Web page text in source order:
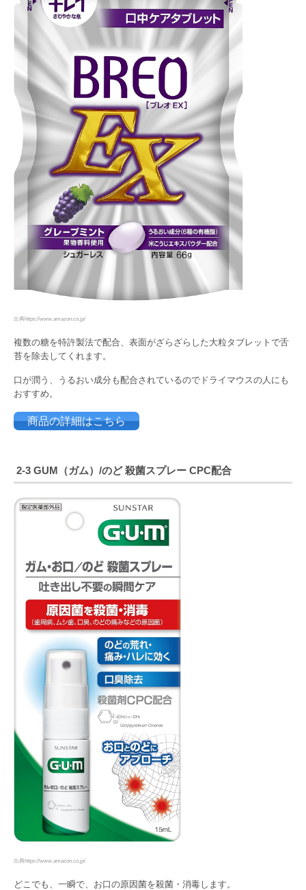
出典https://www.amazon.co.jp/
複数の糖を特許製法で配合、表面がざらざらした大粒タブレットで舌
苔を除去してくれます。
口が潤う、うるおい成分も配合されているのでドライマウスの人にも
おすすめ。
商品の詳細はこちら
2-3 GUM （ガム） /のど 殺菌スプレー CPC配合
出典https://www.amazon.co.jp/
どこでも、一瞬で、お口の原因菌を殺菌・消毒します。